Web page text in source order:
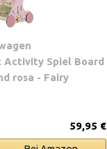
Activity Spiel Board
rosa - Fairy
59,95 €